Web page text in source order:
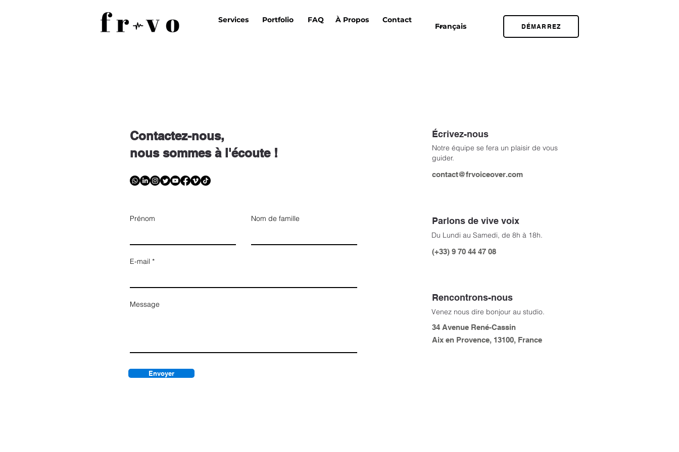
Services Portfolio FAQ À Propos Contact
DÉMARREZ
Contactez-nous,
nous sommes à l'écoute !
Prénom Nom de famille
E-mail
Message
Envoyer
Écrivez-nous
Notre équipe se fera un plaisir de vous
guider.
contact@frvoiceover.com
Parlons de vive voix
Du Lundi au Samedi, de 8h à 18h.
(+33) 9 70 44 47 08
Rencontrons-nous
Venez nous dire bonjour au studio.
34 Avenue René-Cassin
Aix en Provence, 13100, France